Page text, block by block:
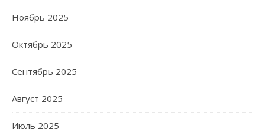
Ноябрь 2025
Октябрь 2025
Сентябрь 2025
Август 2025
Июль 2025